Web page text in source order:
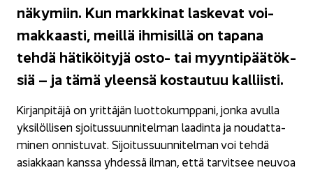
nä­ky­miin. Kun mark­ki­nat las­ke­vat voi­
mak­kaas­ti, meil­lä ih­mi­sil­lä on ta­pa­na
tehdä hä­ti­köi­ty­jä osto- tai myyn­ti­pää­tök­
siä – ja tämä yleen­sä kos­tau­tuu kal­liis­ti.
Kir­jan­pi­tä­jä on yrit­tä­jän luot­to­kump­pa­ni, jonka avul­la
yk­si­löl­li­sen sjoi­tus­suun­ni­tel­man laa­din­ta ja nou­dat­ta­
mi­nen on­nis­tu­vat. Si­joi­tus­suun­ni­tel­man voi tehdä
asiak­kaan kans­sa yh­des­sä ilman, että tar­vit­see neu­voa